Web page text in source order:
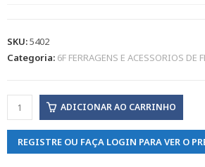
SKU:5402
Categoria: 6F FERRAGENS E ACESSORIOS DE
ADICIONAR AO CARRINHO
REGISTRE OU FAÇA LOGIN PARA VER O